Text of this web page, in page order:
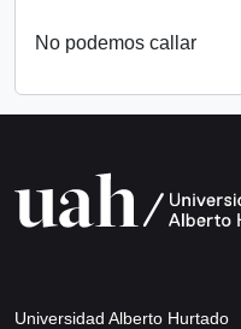
No podemos callar
Universidad Alberto Hurtado